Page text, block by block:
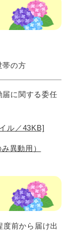
帯の方
届に関する委任
ル／43KB]
異動用）
前から届け出